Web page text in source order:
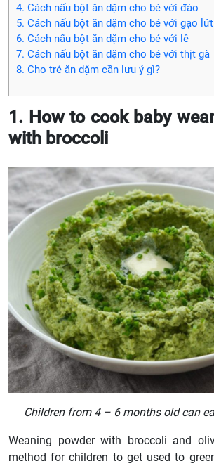
4. Cách nấu bột ăn dặm cho bé với đào
5. Cách nấu bột ăn dặm cho bé với gạo lứt
6. Cách nấu bột ăn dặm cho bé với lê
7. Cách nấu bột ăn dặm cho bé với thịt gà
8. Cho trẻ ăn dặm cần lưu ý gì?
1. How to cook baby
with broccoli
Children from 4 – 6 months old can
Weaning powder with broccoli and
method for children to get used to